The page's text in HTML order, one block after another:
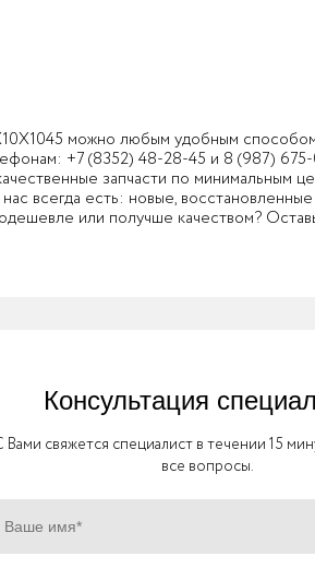
можно любым удобным
+7 (8352) 48-28-45 и 8 (987)
запчасти по минимальным
всегда есть: новые, восстановленные
или получше качеством?
Консультация
Вами свяжется специалист в течении 15
все вопросы.